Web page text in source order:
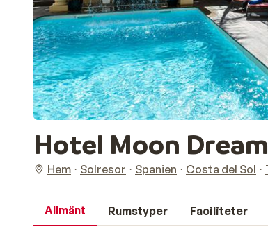
Hotel Moon
Hem Solresor Spanien Costa del Sol
Allmänt Rumstyper Faciliteter